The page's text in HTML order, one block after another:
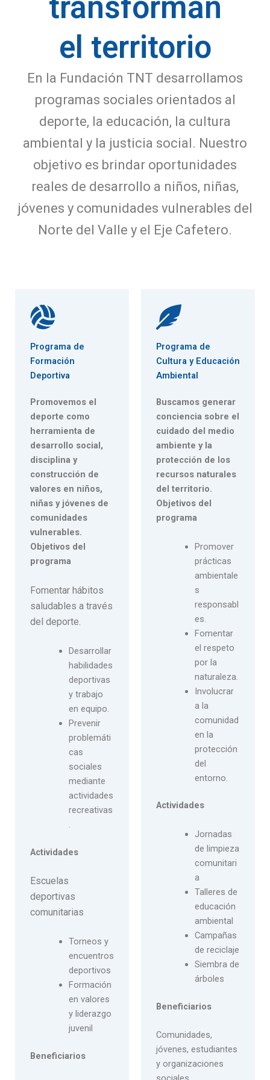
transforman
el territorio
En la Fundación TNT desarrollamos
programas sociales orientados al
deporte, la educación, la cultura
ambiental y la justicia social. Nuestro
objetivo es brindar oportunidades
reales de desarrollo a niños, niñas,
jóvenes y comunidades vulnerables del
Norte del Valle y el Eje Cafetero.
Programa de
Formación
Deportiva
Promovemos el
deporte como
herramienta de
desarrollo social,
disciplina y
construcción de
valores en niños,
niñas y jóvenes de
comunidades
vulnerables.
Objetivos del
programa
Fomentar hábitos
saludables a través
del deporte.
Desarrollar
habilidades
deportivas
y trabajo
en equipo.
Prevenir
problemáti
cas
sociales
mediante
actividades
recreativas
.
Actividades
Escuelas
deportivas
comunitarias
Torneos y
encuentros
deportivos
Formación
en valores
y liderazgo
juvenil
Beneficiarios
Programa de
Cultura y Educación
Ambiental
Buscamos generar
conciencia sobre el
cuidado del medio
ambiente y la
protección de los
recursos naturales
del territorio.
Objetivos del
programa
Promover
prácticas
ambientale
s
responsabl
es.
Fomentar
el respeto
por la
naturaleza.
Involucrar
a la
comunidad
en la
protección
del
entorno.
Actividades
Jornadas
de limpieza
comunitari
a
Talleres de
educación
ambiental
Campañas
de reciclaje
Siembra de
árboles
Beneficiarios
Comunidades,
jóvenes, estudiantes
y organizaciones